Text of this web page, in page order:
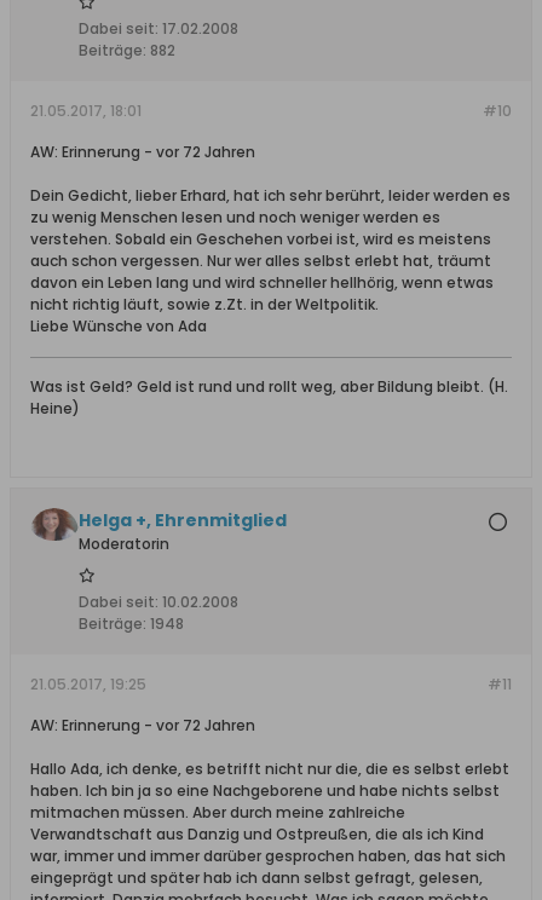
Dabei seit: 17.02.2008
Beiträge: 882
#10
21.05.2017, 18:01
AW: Erinnerung - vor 72 Jahren
Dein Gedicht, lieber Erhard, hat ich sehr berührt, leider werden es
zu wenig Menschen lesen und noch weniger werden es
verstehen. Sobald ein Geschehen vorbei ist, wird es meistens
auch schon vergessen. Nur wer alles selbst erlebt hat, träumt
davon ein Leben lang und wird schneller hellhörig, wenn etwas
nicht richtig läuft, sowie z.Zt. in der Weltpolitik.
Liebe Wünsche von Ada
Was ist Geld? Geld ist rund und rollt weg, aber Bildung bleibt. (H.
Heine)
Helga +, Ehrenmitglied
Moderatorin
Dabei seit: 10.02.2008
Beiträge: 1948
#11
21.05.2017, 19:25
AW: Erinnerung - vor 72 Jahren
Hallo Ada, ich denke, es betrifft nicht nur die, die es selbst erlebt
haben. Ich bin ja so eine Nachgeborene und habe nichts selbst
mitmachen müssen. Aber durch meine zahlreiche
Verwandtschaft aus Danzig und Ostpreußen, die als ich Kind
war, immer und immer darüber gesprochen haben, das hat sich
eingeprägt und später hab ich dann selbst gefragt, gelesen,